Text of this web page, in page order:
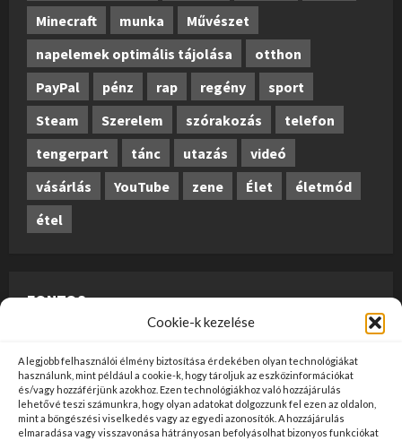
Cookie-k kezelése
A legjobb felhasználói élmény biztosítása érdekében olyan technológiákat
használunk, mint például a cookie-k, hogy tároljuk az eszközinformációkat
és/vagy hozzáférjünk azokhoz. Ezen technológiákhoz való hozzájárulás
lehetővé teszi számunkra, hogy olyan adatokat dolgozzunk fel ezen az oldalon,
mint a böngészési viselkedés vagy az egyedi azonosítók. A hozzájárulás
elmaradása vagy visszavonása hátrányosan befolyásolhat bizonyos funkciókat
Minecraft
munka
Művészet
napelemek optimális tájolása
otthon
PayPal
pénz rap regény
sport
Steam
Szerelem szórakozás
telefon
tengerpart
tánc utazás
videó
vásárlás
YouTube zene Élet
életmód
étel
FONTOS
szerkesztői tartalomnak, előzetes ellenőrzésen
szúrópróba-szerűen esnek át, és az üzemeltető
véleményét nem tükrözik. Ha kifogással szeretne élni